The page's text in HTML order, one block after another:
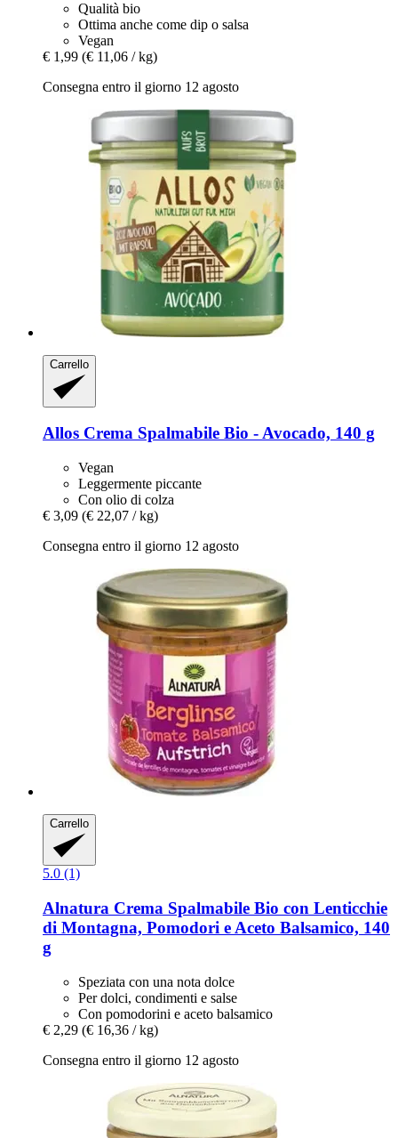
Qualità bio
Ottima anche come dip o salsa
Vegan
€ 1,99 (€ 11,06 / kg)
Consegna entro il giorno 12 agosto
Carrello
Allos Crema Spalmabile Bio -​ Avocado, 140 g
Vegan
Leggermente piccante
Con olio di colza
€ 3,09 (€ 22,07 / kg)
Consegna entro il giorno 12 agosto
Carrello
5.0 (1)
Alnatura Crema Spalmabile Bio con Lenticchie
di Montagna, Pomodori e Aceto Balsamico, 140
g
Speziata con una nota dolce
Per dolci, condimenti e salse
Con pomodorini e aceto balsamico
€ 2,29 (€ 16,36 / kg)
Consegna entro il giorno 12 agosto